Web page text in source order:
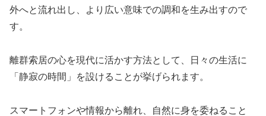
外へと流れ出し、より広い意味での調和を生み出すので
す。
離群索居の心を現代に活かす方法として、日々の生活に
「静寂の時間」を設けることが挙げられます。
スマートフォンや情報から離れ、自然に身を委ねること